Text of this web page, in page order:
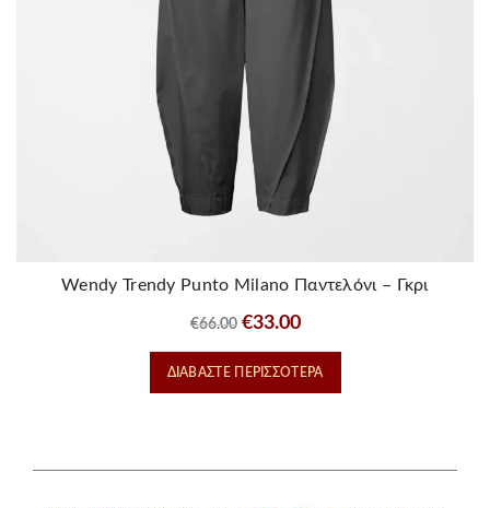
Wendy Trendy Punto Milano Παντελόνι – Γκρι
€66.00 Original
price
was:
€33.00Η
τρέχουσα
τιμή
ΔΙΑΒΆΣΤΕ ΠΕΡΙΣΣΌΤΕΡΑ